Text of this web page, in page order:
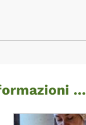
...